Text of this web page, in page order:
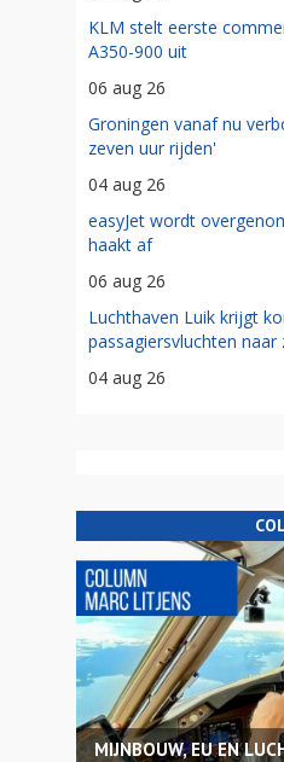
KLM stelt eerste
A350-900 uit
06 aug 26
Groningen vanaf nu
zeven uur rijden'
04 aug 26
easyJet wordt
haakt af
06 aug 26
Luchthaven Luik krijgt
passagiersvluchten
04 aug 26
MIJNBOUW, EU EN